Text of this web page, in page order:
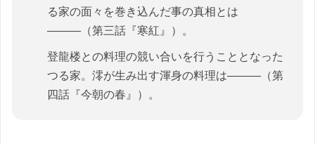
る家の面々を巻き込んだ事の真相とは
―――（第三話『寒紅』）。
登龍楼との料理の競い合いを行うこととなった
つる家。澪が生み出す渾身の料理は―――（第
四話『今朝の春』）。